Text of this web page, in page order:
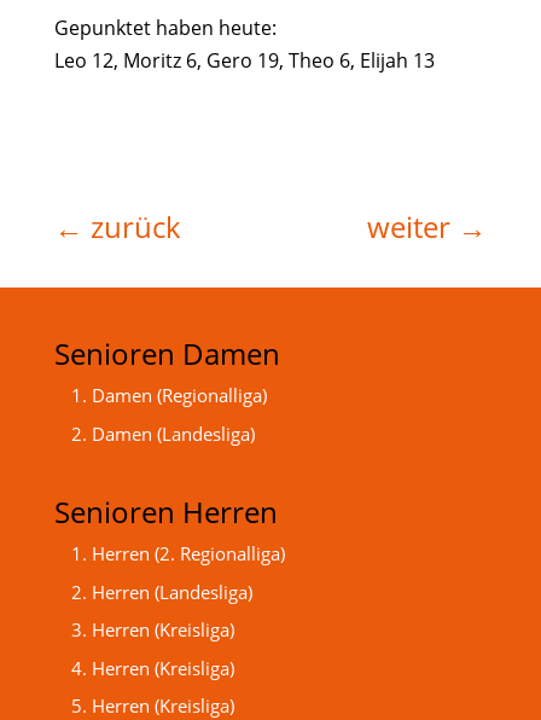
Gepunktet haben heute:
Leo 12, Moritz 6, Gero 19, Theo 6, Elijah 13
← zurück weiter →
Senioren Damen
1. Damen (Regionalliga)
2. Damen (Landesliga)
Senioren Herren
1. Herren (2. Regionalliga)
2. Herren (Landesliga)
3. Herren (Kreisliga)
4. Herren (Kreisliga)
5. Herren (Kreisliga)